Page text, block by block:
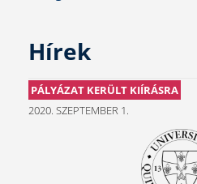
Hírek
PÁLYÁZAT KERÜLT KIÍRÁSRA
2020. SZEPTEMBER 1.